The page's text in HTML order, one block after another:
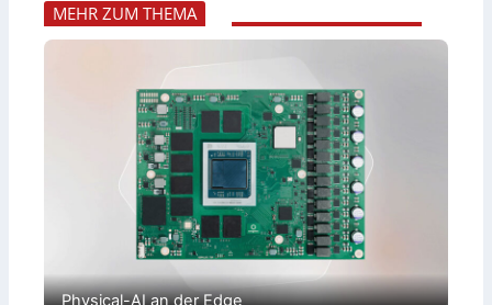
MEHR ZUM THEMA
Physical-AI an der Edge